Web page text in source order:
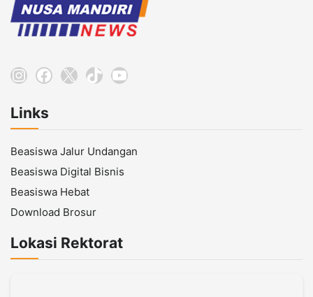
Instagram
Facebook
X TikTokYouTube
Links
Beasiswa Jalur Undangan
Beasiswa Digital Bisnis
Beasiswa Hebat
Download Brosur
Lokasi Rektorat